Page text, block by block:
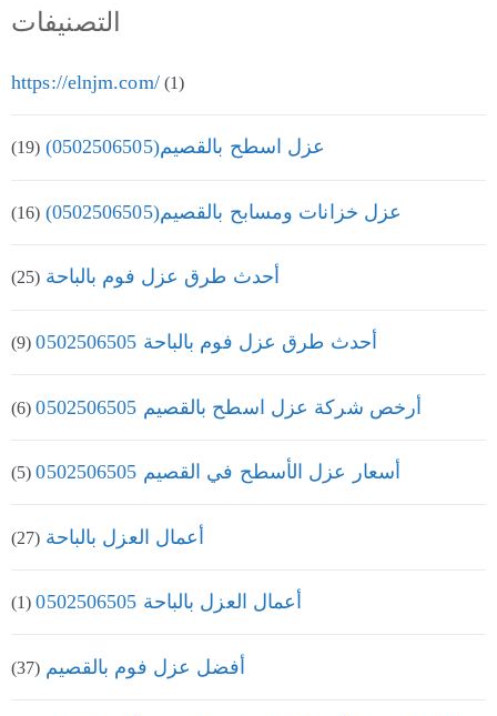
التصنيفات
https://elnjm.com/(1)
عزل اسطح بالقصيم(0502506505) (19)
عزل خزانات ومسابح بالقصيم(0502506505) (16)
أحدث طرق عزل فوم بالباحة (25)
أحدث طرق عزل فوم بالباحة 0502506505 (9)
أرخص شركة عزل اسطح بالقصيم 0502506505 (6)
أسعار عزل الأسطح في القصيم 0502506505 (5)
أعمال العزل بالباحة (27)
أعمال العزل بالباحة 0502506505 (1)
أفضل عزل فوم بالقصيم (37)